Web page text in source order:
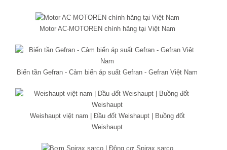
Motor AC-MOTOREN chính hãng tại Việt Nam
Biến tần Gefran - Cảm biến áp suất Gefran - Gefran Việt Nam
Weishaupt việt nam | Đầu đốt Weishaupt | Buồng đốt
Weishaupt